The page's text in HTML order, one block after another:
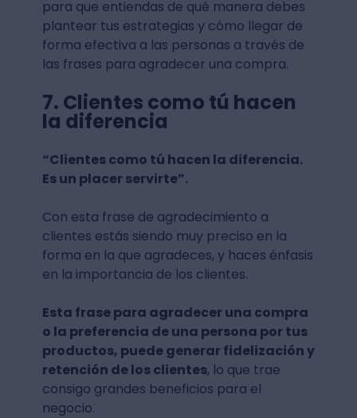
para que entiendas de qué manera debes
plantear tus estrategias y cómo llegar de
forma efectiva a las personas a través de
las frases para agradecer una compra.
7. Clientes como tú hacen
la diferencia
“Clientes como tú hacen la diferencia.
Es un placer servirte”.
Con esta frase de agradecimiento a
clientes estás siendo muy preciso en la
forma en la que agradeces, y haces énfasis
en la importancia de los clientes.
Esta frase para agradecer una compra
o la preferencia de una persona por tus
productos, puede generar fidelización y
retención de los clientes, lo que trae
consigo grandes beneficios para el
negocio.